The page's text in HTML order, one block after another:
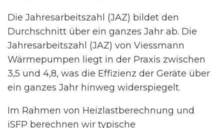
Die Jahresarbeitszahl (JAZ) bildet den
Durchschnitt über ein ganzes Jahr ab. Die
Jahresarbeitszahl (JAZ) von Viessmann
Wärmepumpen liegt in der Praxis zwischen
3,5 und 4,8, was die Effizienz der Geräte über
ein ganzes Jahr hinweg widerspiegelt.
Im Rahmen von Heizlastberechnung und
iSFP berechnen wir typische